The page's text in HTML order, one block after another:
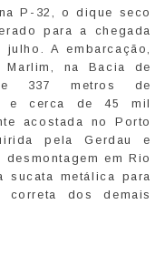
P-32, o dique seco
para a chegada
A embarcação,
na Bacia de
337 metros de
e cerca de 45 mil
acostada no Porto
pela Gerdau e
em Rio
sucata metálica para
dos demais